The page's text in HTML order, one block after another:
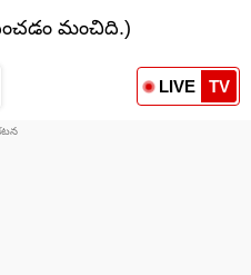
మంచిది.)
LIVE TV